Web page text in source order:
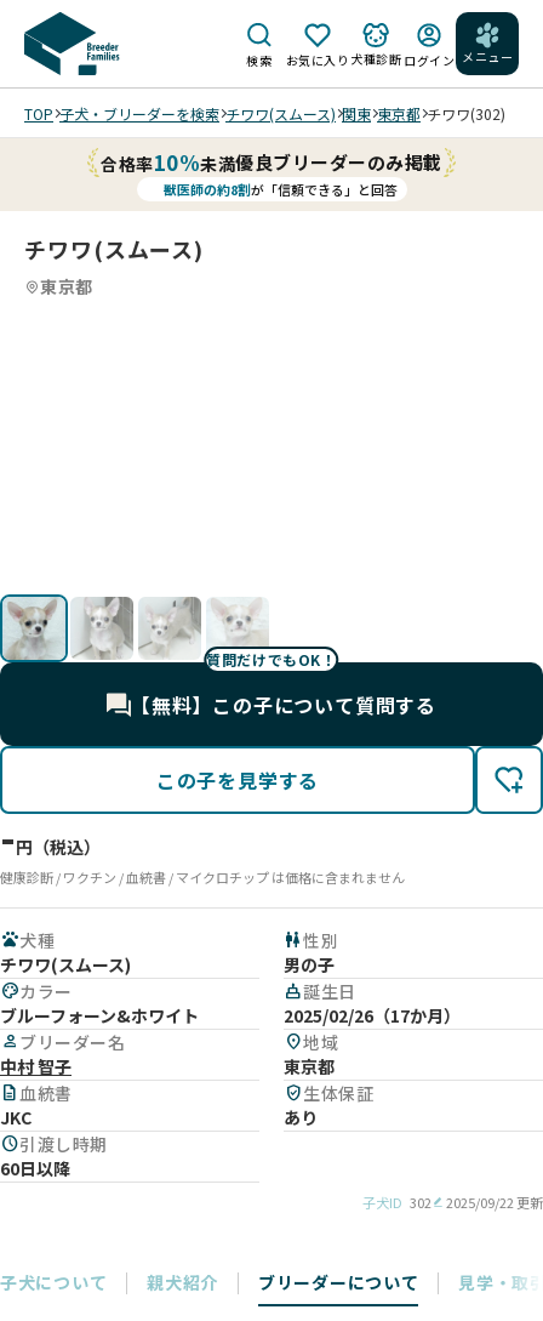
検索 お気に入り 犬種診断 ログイン メニュー
TOP 子犬・ブリーダーを検索 チワワ(スムース) 関東 東京都 チワワ(302)
合格率10%未満優良ブリーダーのみ掲載
獣医師の約8割が「信頼できる」と回答
チワワ(スムース)
東京都
質問だけでもOK！
【無料】この子について質問する
この子を見学する
-円（税込）
健康診断 / ワクチン / 血統書 / マイクロチップ は価格に含まれません
pets犬種
チワワ(スムース)
wc性別
男の子
paletteカラー
ブルーフォーン&ホワイト
cake誕生日
2025/02/26（17か月）
person ブリーダー名
中村 智子
location_on地域
東京都
description血統書
JKC
verified_user生体保証
あり
schedule引渡し時期
60日以降
子犬ID 302 2025/09/22 更新
子犬について 親犬紹介 ブリーダーについて 見学・取